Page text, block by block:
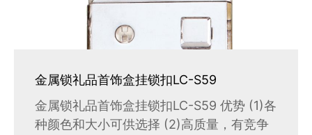
金属锁礼品首饰盒挂锁扣LC-S59
金属锁礼品首饰盒挂锁扣LC-S59 优势 (1)各
种颜色和大小可供选择 (2)高质量，有竞争